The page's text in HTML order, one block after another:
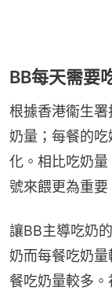
BB每天需要
根據香港衞生
奶量；每餐的
化。相比吃奶
號來餵更為重要
讓BB主導吃奶
奶而每餐吃奶
餐吃奶量較多